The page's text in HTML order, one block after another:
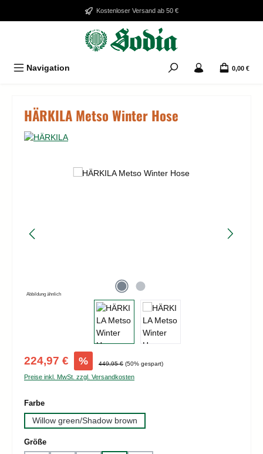
Zum Hauptinhalt springenKostenloser Versand ab 50 €
Navigation 0,00 €
HÄRKILA Metso Winter Hose
Bildergalerie überspringen
Abbildung ähnlich
Verkaufspreis:
224,97 € % Regulärer Preis:
449,95 € (50% gespart)
Preise inkl. MwSt. zzgl. Versandkosten
Farbeauswählen
Willow green/Shadow brown
Größeauswählen